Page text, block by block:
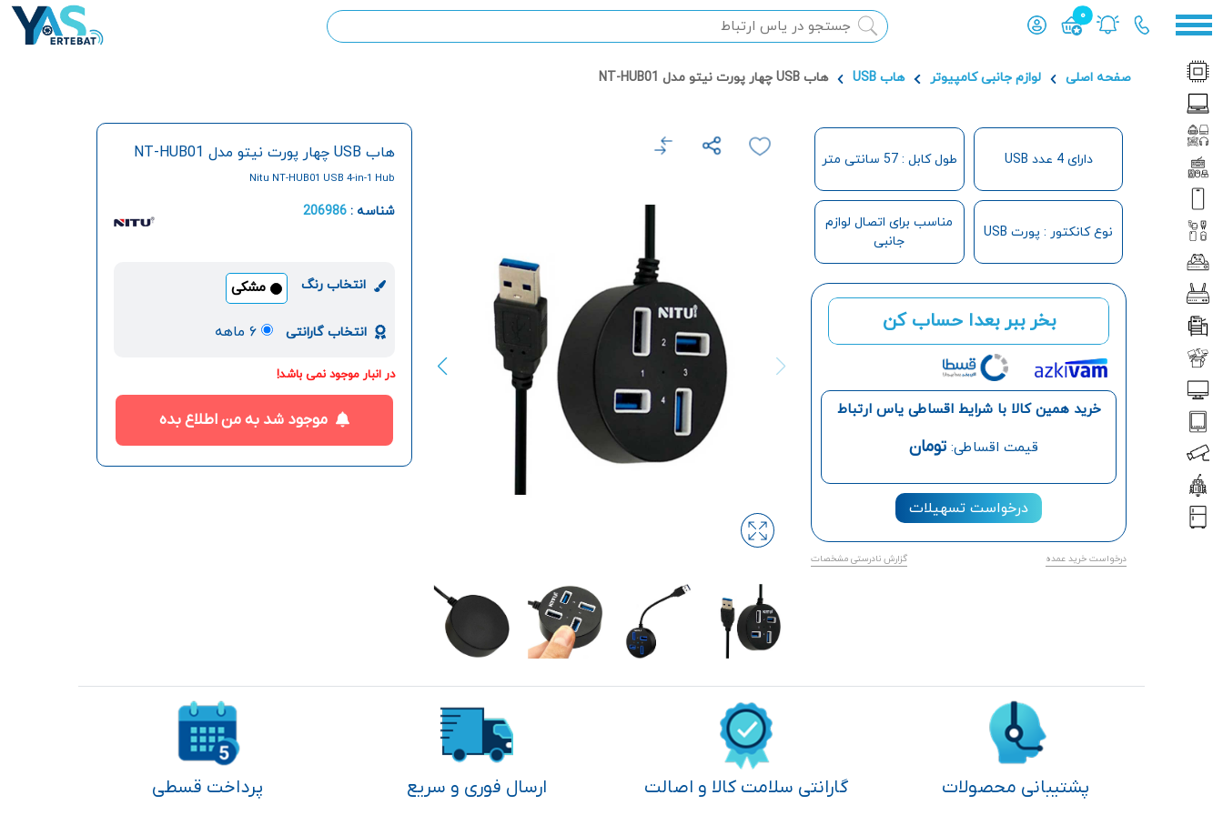
0
محصول افزوده شده به سبد
صفحه اصلی لوازم جانبی کامپیوتر هاب USB هاب USB چهار پورت نیتو مدل NT-HUB01
دارای 4 عدد USB طول کابل : 57 سانتی متر
نوع کانکتور : پورت USB
مناسب برای اتصال لوازم
جانبی
بخر ببر بعدا حساب کن
خرید همین کالا با شرایط اقساطی یاس ارتباط
قیمت اقساطی:تومان
درخواست تسهیلات
درخواست خرید عمده گزارش نادرستی مشخصات
هاب USB چهار پورت نیتو مدل NT-HUB01
Nitu NT-HUB01 USB 4-in-1 Hub
شناسه :206986
انتخاب رنگ مشکی
انتخاب گارانتی ۶ ماهه
در انبار موجود نمی باشد!
موجود شد به من اطلاع بده
پشتیبانی محصولات گارانتی سلامت کالا و اصالت ارسال فوری و سریع پرداخت قسطی